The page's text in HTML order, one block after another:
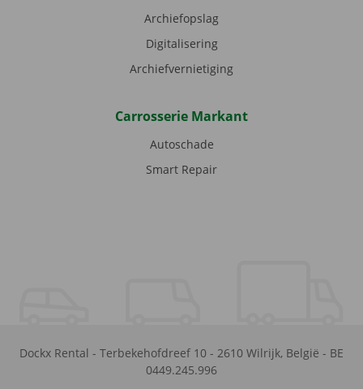
Archiefopslag
Digitalisering
Archiefvernietiging
Carrosserie Markant
Autoschade
Smart Repair
Dockx Rental - Terbekehofdreef 10 - 2610 Wilrijk, België - BE
0449.245.996